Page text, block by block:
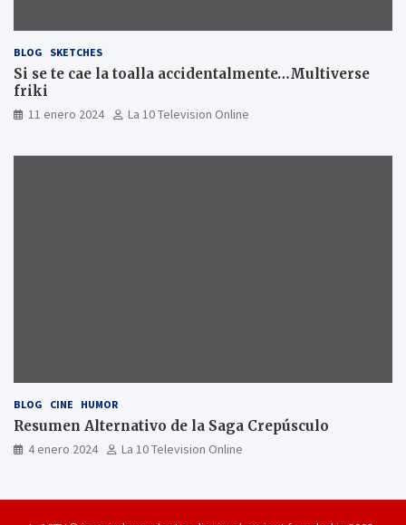
BLOG SKETCHES
Si se te cae la toalla accidentalmente…Multiverse
friki
11 enero 2024 La 10 Television Online
BLOG CINE HUMOR
Resumen Alternativo de la Saga Crepúsculo
4 enero 2024 La 10 Television Online